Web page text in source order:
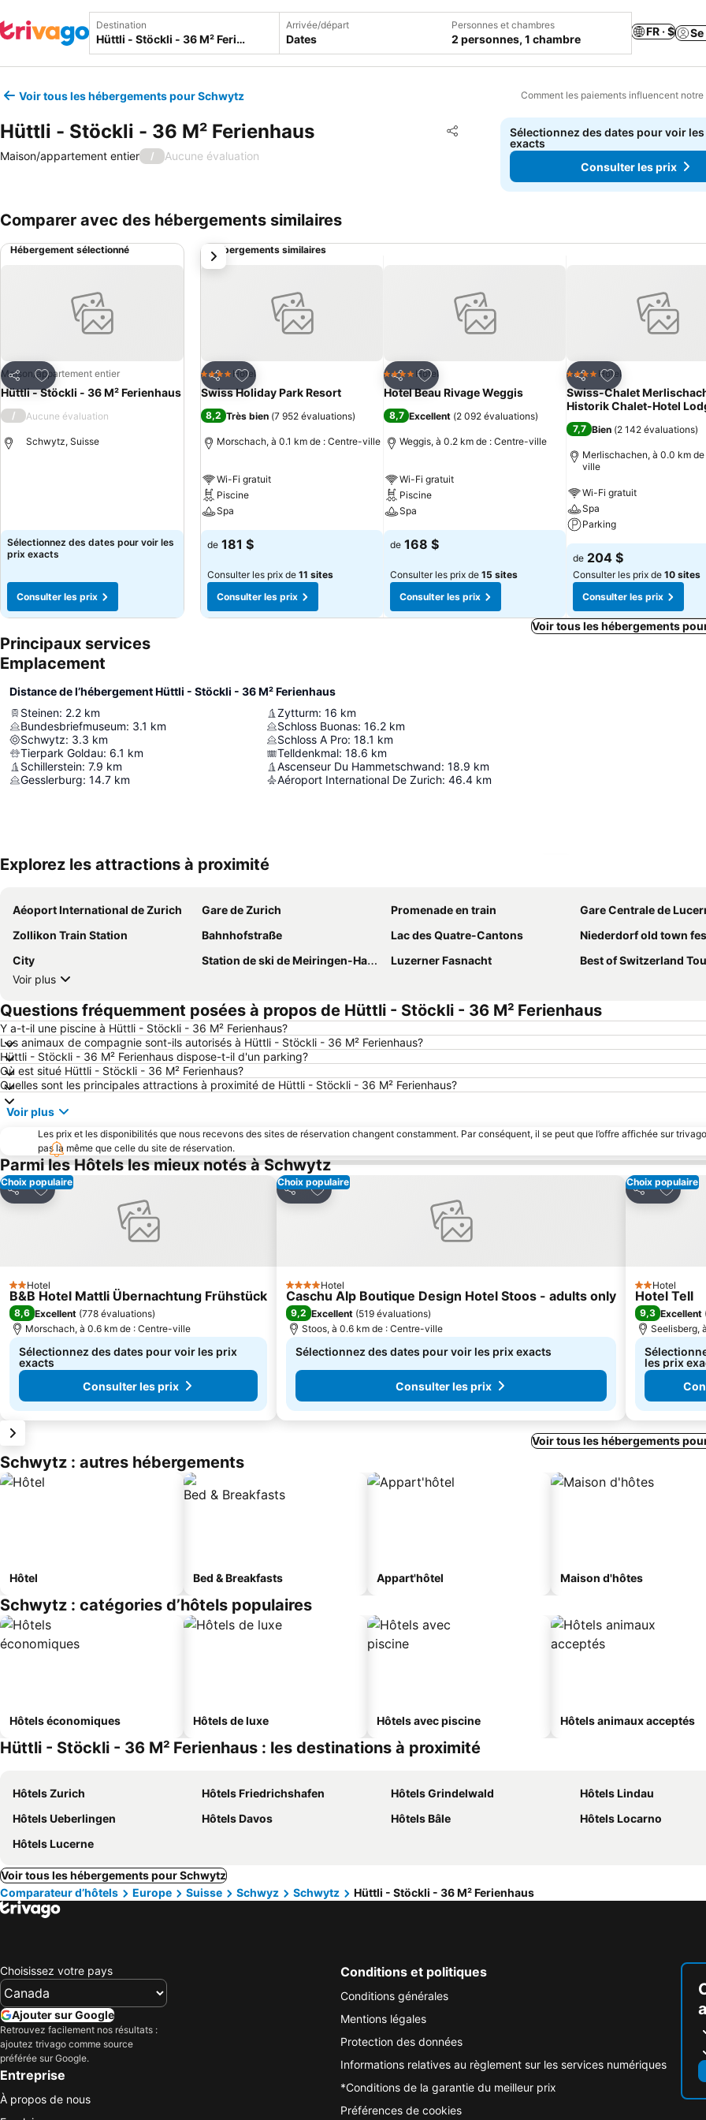
Destination Arrivée/départ
Dates
Personnes et chambres
2 personnes, 1 chambre
FR · $
Voir tous les hébergements pour Schwytz Comment les paiements influencent
Hüttli - Stöckli - 36 M² Ferienhaus Partager
Ajouter à mes favoris
Maison/appartement entier / Aucune évaluation
Sélectionnez des dates pour voir
exacts
Consulter les prix
Comparer avec des hébergements similaires
Hébergement sélectionné
Partager
Ajouter à mes favoris
Maison/appartement entier
Hüttli - Stöckli - 36 M² Ferienhaus
/ Aucune évaluation
Schwytz, Suisse
Sélectionnez des dates pour voir les
prix exacts
Consulter les prix
Hébergements similaires
Partager
Ajouter à mes favoris
4 ÉtoilesHotel
Swiss Holiday Park Resort
8,2 Très bien (7 952 évaluations)
Morschach, à 0.1 km de : Centre-ville
Wi-Fi gratuit
Piscine
Spa
de 181 $
Consulter les prix de 11 sites
Consulter les prix
Partager
Ajouter à mes favoris
4 ÉtoilesHotel
Hotel Beau Rivage Weggis
8,7 Excellent (2 092 évaluations)
Weggis, à 0.2 km de : Centre-ville
Wi-Fi gratuit
Piscine
Spa
de 168 $
Consulter les prix de 15 sites
Consulter les prix
Partager
Ajouter à mes
4 ÉtoilesHotel
Swiss-Chalet
Historik Chalet-Hotel
7,7 Bien (2 142 évaluations)
Merlischachen, à 0.0 km
ville
Wi-Fi gratuit
Spa
Parking
de 204 $
Consulter les prix de 10 sites
Consulter les prix
suivant
Voir tous les hébergements
Principaux services
Emplacement
Distance de l’hébergement Hüttli - Stöckli - 36 M² Ferienhaus
Steinen: 2.2 km
Bundesbriefmuseum: 3.1 km
Schwytz: 3.3 km
Tierpark Goldau: 6.1 km
Schillerstein: 7.9 km
Gesslerburg: 14.7 km
Zytturm: 16 km
Schloss Buonas: 16.2 km
Schloss A Pro: 18.1 km
Telldenkmal: 18.6 km
Ascenseur Du Hammetschwand: 18.9 km
Aéroport International De Zurich: 46.4 km
Explorez les attractions à proximité
Aéoport International de Zurich Gare de Zurich Promenade en train
Gare Centrale de
Zollikon Train Station
Bahnhofstraße Lac des Quatre-Cantons
Niederdorf old town
City
Station de ski de Meiringen-Hasliberg Luzerner Fasnacht
Best of Switzerland
Voir plus
Questions fréquemment posées à propos de Hüttli - Stöckli - 36 M² Ferienhaus
Y a-t-il une piscine à Hüttli - Stöckli - 36 M² Ferienhaus?
Les animaux de compagnie sont-ils autorisés à Hüttli - Stöckli - 36 M² Ferienhaus?
Hüttli - Stöckli - 36 M² Ferienhaus dispose-t-il d'un parking?
Où est situé Hüttli - Stöckli - 36 M² Ferienhaus?
Quelles sont les principales attractions à proximité de Hüttli - Stöckli - 36 M² Ferienhaus?
Voir plus
Les prix et les disponibilités que nous recevons des sites de réservation changent constamment. Par conséquent, il se peut que l’offre affichée sur
pas la même que celle du site de réservation.
Parmi les Hôtels les mieux notés à Schwytz
Choix populaire
Partager
Ajouter à mes favoris
2 Étoiles
Hotel
B&B Hotel Mattli Übernachtung Frühstück
8,6 Excellent (778 évaluations)
Morschach, à 0.6 km de : Centre-ville
Sélectionnez des dates pour voir les prix
exacts
Consulter les prix
Choix populaire
Partager
Ajouter à mes favoris
4 ÉtoilesHotel
Caschu Alp Boutique Design Hotel Stoos - adults only
9,2 Excellent (519 évaluations)
Stoos, à 0.6 km de : Centre-ville
Sélectionnez des dates pour voir les prix exacts
Consulter les prix
Choix populaire
Partager
Ajouter
2 Étoiles
Hotel
Hotel Tell
9,3 Excellent
Seelisberg,
les prix
Voir tous les hébergements
Schwytz : autres hébergements
Hôtel Bed & Breakfasts Appart'hôtel Maison d'hôtes
Schwytz : catégories d’hôtels populaires
Hôtels économiques Hôtels de luxe Hôtels avec piscine Hôtels animaux acceptés
Hüttli - Stöckli - 36 M² Ferienhaus : les destinations à proximité
Hôtels Zurich Hôtels Friedrichshafen Hôtels Grindelwald
Hôtels Lindau
Hôtels Ueberlingen
Hôtels Davos Hôtels Bâle
Hôtels Locarno
Hôtels Lucerne
Voir tous les hébergements pour Schwytz
Comparateur d’hôtels
Europe Suisse Schwyz Schwytz Hüttli - Stöckli - 36 M² Ferienhaus
Choisissez votre pays
Ajouter sur Google
Retrouvez facilement nos résultats :
ajoutez trivago comme source
préférée sur Google.
Entreprise
À propos de nous
Conditions et politiques
Conditions générales
Mentions légales
Protection des données
Informations relatives au règlement sur les services numériques
*Conditions de la garantie du meilleur prix
Préférences de cookies